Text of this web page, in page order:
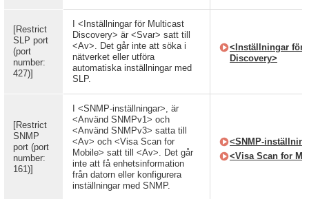
[Restrict
SLP port
(port
number:
427)]
I <Inställningar för Multicast
Discovery> är <Svar> satt till
<Av>. Det går inte att söka i
nätverket eller utföra
automatiska inställningar med
SLP.
<Inställningar för
Discovery>
[Restrict
SNMP
port (port
number:
161)]
I <SNMP-inställningar>, är
<Använd SNMPv1> och
<Använd SNMPv3> satta till
<Av> och <Visa Scan for
Mobile> satt till <Av>. Det går
inte att få enhetsinformation
från datorn eller konfigurera
inställningar med SNMP.
<SNMP-
<Visa Scan for